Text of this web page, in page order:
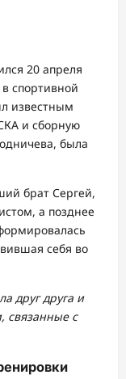
20 апреля
спортивной
известным
и сборную
была
брат Сергей,
а позднее
себя во
друг друга и
связанные с